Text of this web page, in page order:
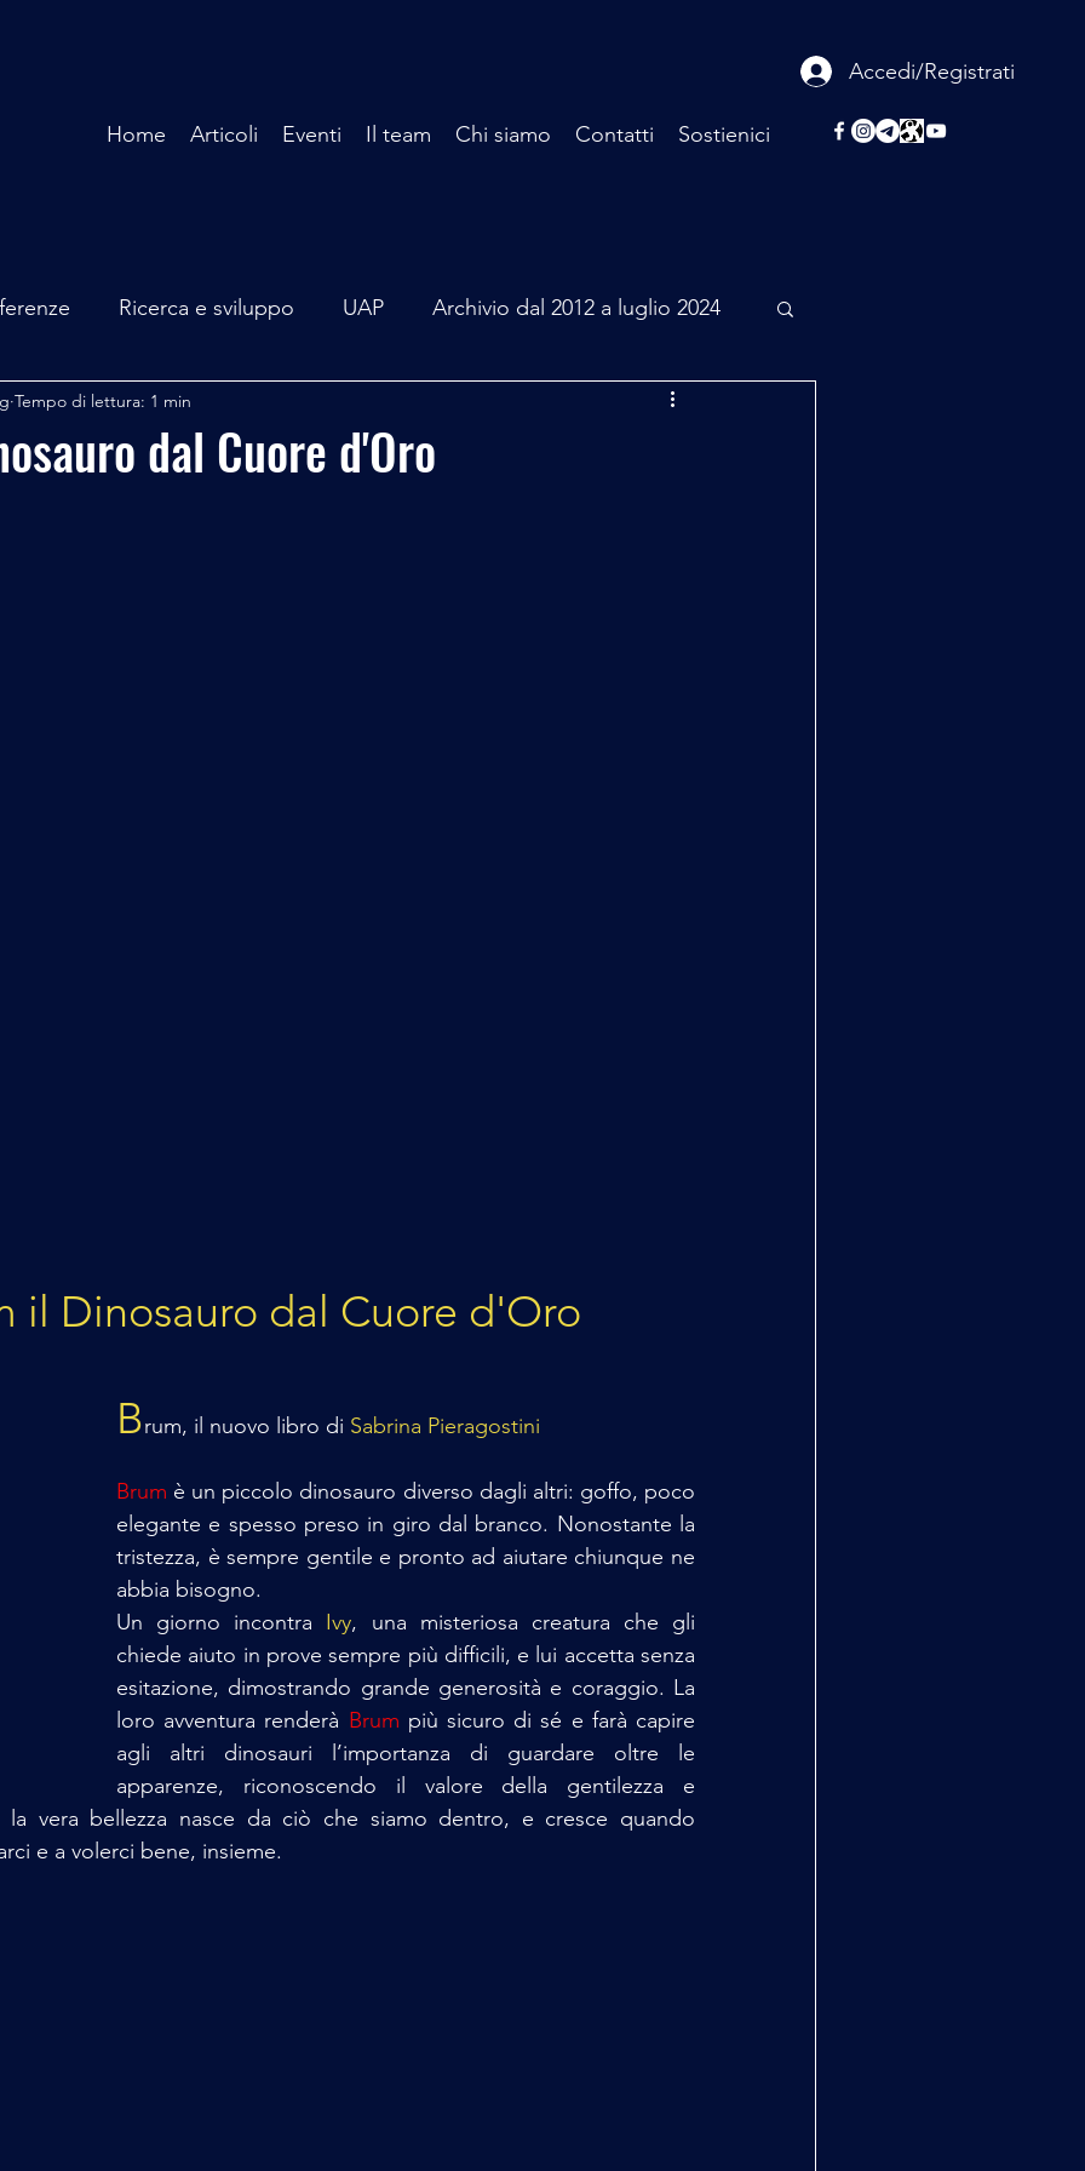
Accedi/Registrati
Home Articoli Eventi Il team Chi siamo Contatti Sostienici
Ricerca e sviluppo UAP Archivio dal 2012 a luglio 2024
Mare Mediterraneo
dal Cuore d'Oro
Tempo di lettura: 1 min
il Dinosauro dal Cuore d'Oro
Brum, il nuovo libro di Sabrina Pieragostini
Brum è un piccolo dinosauro diverso dagli altri: goffo, poco
elegante e spesso preso in giro dal branco. Nonostante la
tristezza, è sempre gentile e pronto ad aiutare chiunque ne
abbia bisogno.
Un giorno incontra Ivy, una misteriosa creatura che gli
chiede aiuto in prove sempre più difficili, e lui accetta senza
esitazione, dimostrando grande generosità e coraggio. La
loro avventura renderà Brum più sicuro di sé e farà capire
agli altri dinosauri l’importanza di guardare oltre le
apparenze, riconoscendo il valore della gentilezza e
la vera bellezza nasce da ciò che siamo dentro, e cresce quando
e a volerci bene, insieme.